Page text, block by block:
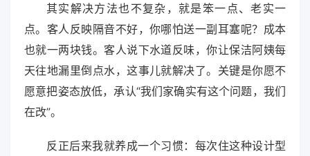
其实解决方法也不复杂，就是笨一点、老实一
点。客人反映隔音不好，你哪怕送一副耳塞呢？成本
也就一两块钱。客人说下水道反味，你让保洁阿姨每
天往地漏里倒点水，这事儿就解决了。关键是你愿不
愿意把姿态放低，承认“我们家确实有这个问题，我们
在改”。
反正后来我就养成一个习惯：每次住这种设计型